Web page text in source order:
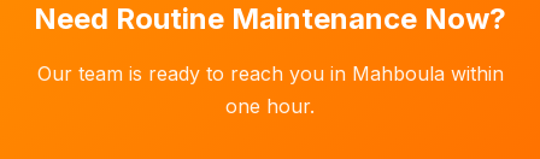
Need Routine Maintenance Now?
Our team is ready to reach you in Mahboula within
one hour.